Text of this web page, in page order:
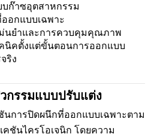
บก๊าซอุตสาหกรรม
อกแบบเฉพาะ
นยำและการควบคุมคุณภาพ
นิคตั้งแต่ขั้นตอนการออกแบบ
ริง
กรรมแบบปรับแต่ง
นการปิดผนึกที่ออกแบบเฉพาะตาม
ชันไครโอเจนิก โดยความ